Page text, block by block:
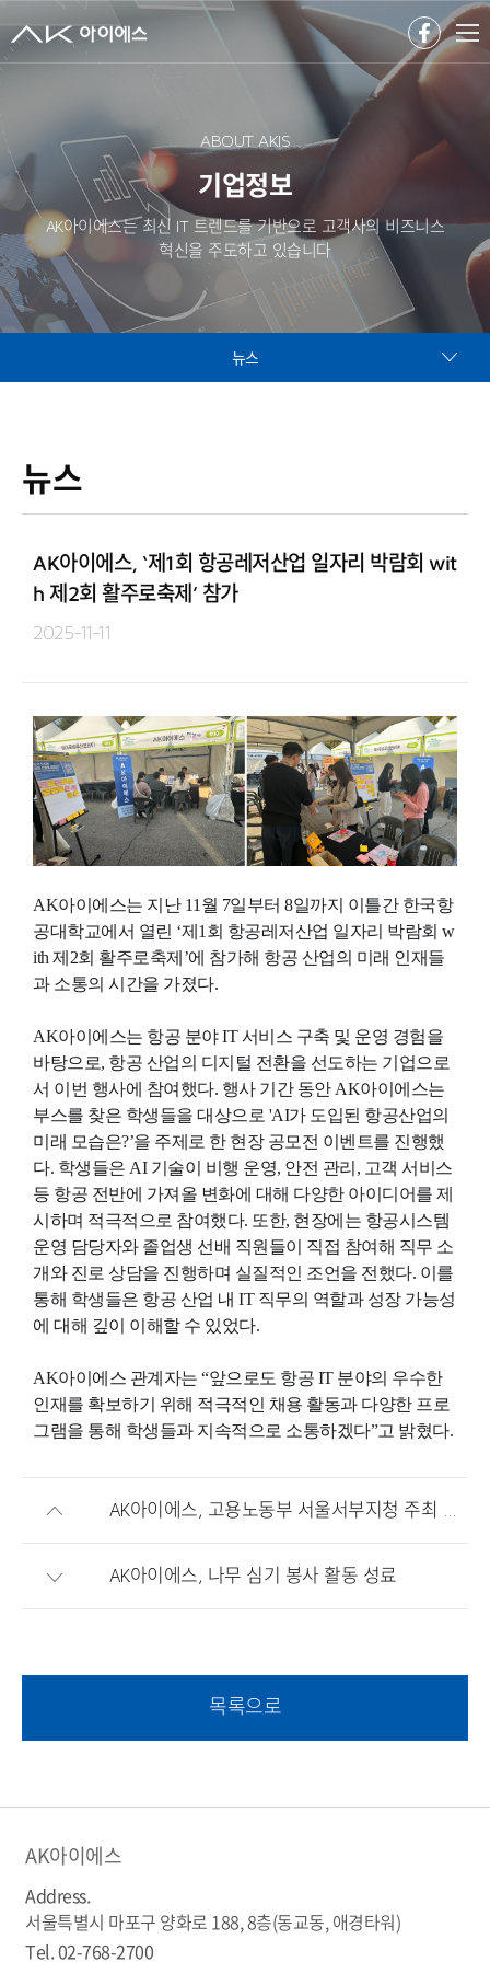
ABOUT AKIS
기업정보
AK아이에스는 최신 IT 트렌드를 기반으로 고객사의 비즈니스
혁신을 주도하고 있습니다
뉴스
뉴스
AK아이에스, ‘제1회 항공레저산업 일자리 박람회 wit
h 제2회 활주로축제’ 참가
2025-11-11
AK아이에스는 지난 11월 7일부터 8일까지 이틀간 한국항
공대학교에서 열린 ‘제1회 항공레저산업 일자리 박람회 w
ith 제2회 활주로축제’에 참가해 항공 산업의 미래 인재들
과 소통의 시간을 가졌다.
AK아이에스는 항공 분야 IT 서비스 구축 및 운영 경험을
바탕으로, 항공 산업의 디지털 전환을 선도하는 기업으로
서 이번 행사에 참여했다. 행사 기간 동안 AK아이에스는
부스를 찾은 학생들을 대상으로 'AI가 도입된 항공산업의
미래 모습은?’을 주제로 한 현장 공모전 이벤트를 진행했
다. 학생들은 AI 기술이 비행 운영, 안전 관리, 고객 서비스
등 항공 전반에 가져올 변화에 대해 다양한 아이디어를 제
시하며 적극적으로 참여했다. 또한, 현장에는 항공시스템
운영 담당자와 졸업생 선배 직원들이 직접 참여해 직무 소
개와 진로 상담을 진행하며 실질적인 조언을 전했다. 이를
통해 학생들은 항공 산업 내 IT 직무의 역할과 성장 가능성
에 대해 깊이 이해할 수 있었다.
AK아이에스 관계자는 “앞으로도 항공 IT 분야의 우수한
인재를 확보하기 위해 적극적인 채용 활동과 다양한 프로
그램을 통해 학생들과 지속적으로 소통하겠다”고 밝혔다.
AK아이에스, 나무 심기 봉사 활동 성료
목록으로
AK아이에스
Address.
서울특별시 마포구 양화로 188, 8층(동교동, 애경타워)
Tel.02-768-2700